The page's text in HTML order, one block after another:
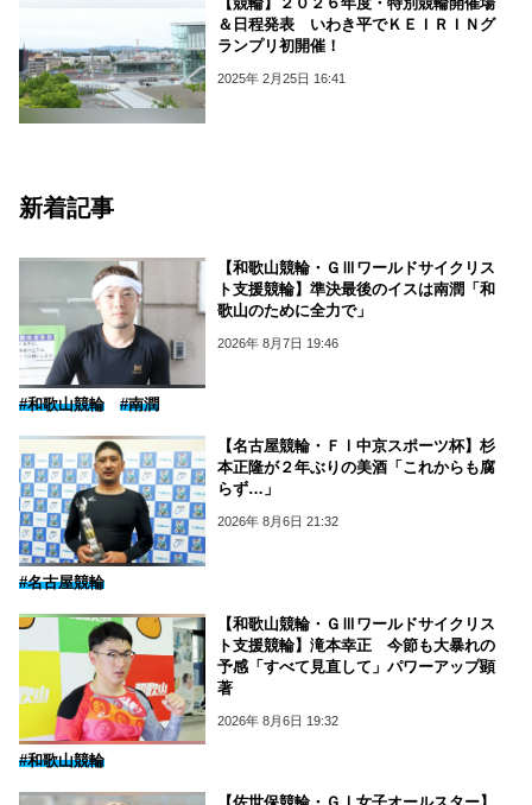
＆日程発表 いわき平でＫＥＩＲＩＮグ
ランプリ初開催！
2025年 2月25日 16:41
新着記事
【和歌山競輪・ＧⅢワールドサイクリス
ト支援競輪】準決最後のイスは南潤「和
歌山のために全力で」
2026年 8月7日 19:46
#和歌山競輪 #南潤
【名古屋競輪・ＦⅠ中京スポーツ杯】杉
本正隆が２年ぶりの美酒「これからも腐
らず…」
2026年 8月6日 21:32
#名古屋競輪
【和歌山競輪・ＧⅢワールドサイクリス
ト支援競輪】滝本幸正 今節も大暴れの
予感「すべて見直して」パワーアップ顕
著
2026年 8月6日 19:32
#和歌山競輪